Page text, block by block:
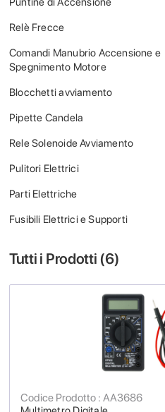
Relè Frecce
Comandi Manubrio Accensione e
Spegnimento Motore
Blocchetti avviamento
Pipette Candela
Rele Solenoide Avviamento
Pulitori Elettrici
Parti Elettriche
Fusibili Elettrici e Supporti
Tutti i Prodotti (6)
Codice Prodotto : AA3686